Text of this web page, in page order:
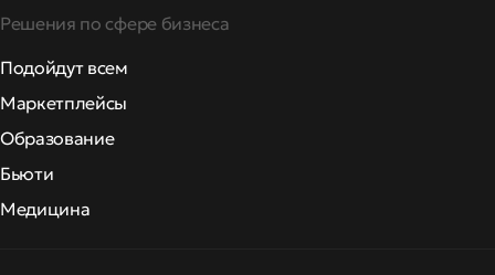
Решения по сфере бизнеса
Подойдут всем
Маркетплейсы
Образование
Бьюти
Медицина